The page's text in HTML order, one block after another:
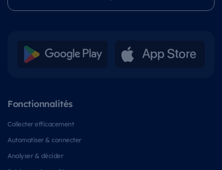
Fonctionnalités
Collecter efficacement
Automatiser & connecter
Analyser & décider